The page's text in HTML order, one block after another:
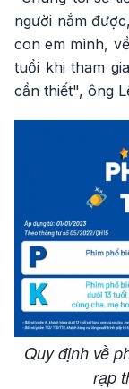
người nắm
con em mình,
tuổi khi tham
cần thiết", ông
Quy định về
rạp